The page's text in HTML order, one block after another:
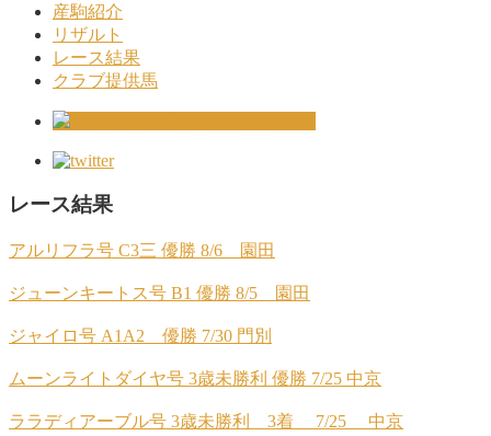
産駒紹介
リザルト
レース結果
クラブ提供馬
レース結果
アルリフラ号 C3三 優勝 8/6 園田
ジューンキートス号 B1 優勝 8/5 園田
ジャイロ号 A1A2 優勝 7/30 門別
ムーンライトダイヤ号 3歳未勝利 優勝 7/25 中京
ララディアーブル号 3歳未勝利 3着 7/25 中京